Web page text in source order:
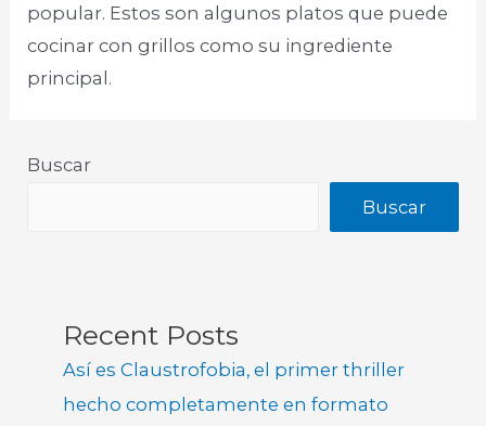
popular. Estos son algunos platos que puede
cocinar con grillos como su ingrediente
principal.
Buscar
Buscar
Recent Posts
Así es Claustrofobia, el primer thriller
hecho completamente en formato